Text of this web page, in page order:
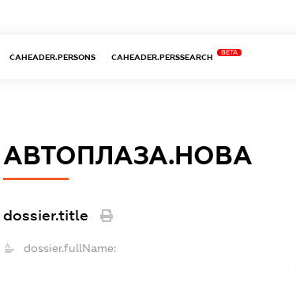
CAHEADER.PERSONS CAHEADER.PERSSEARCH
BETA
АВТОПЛАЗА.НОВА
dossier.title
dossier.fullName: